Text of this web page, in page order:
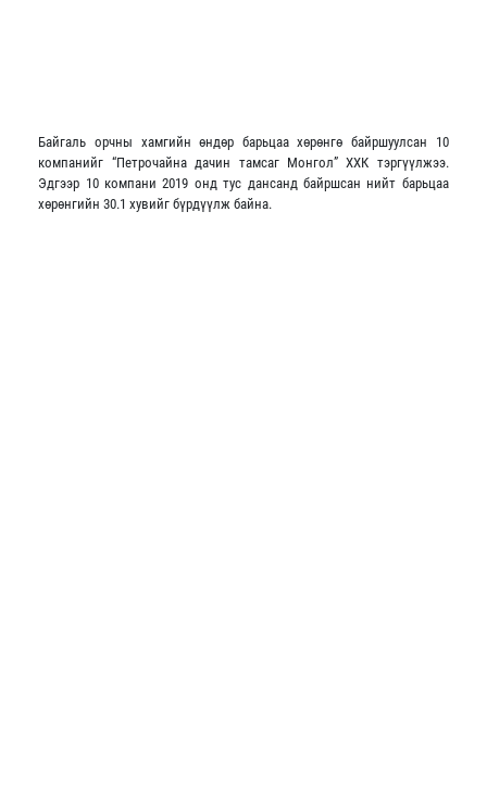
Байгаль орчны хамгийн өндөр барьцаа хөрөнгө байршуулсан 10
компанийг “Петрочайна дачин тамсаг Монгол” ХХК тэргүүлжээ.
Эдгээр 10 компани 2019 онд тус дансанд байршсан нийт барьцаа
хөрөнгийн 30.1 хувийг бүрдүүлж байна.